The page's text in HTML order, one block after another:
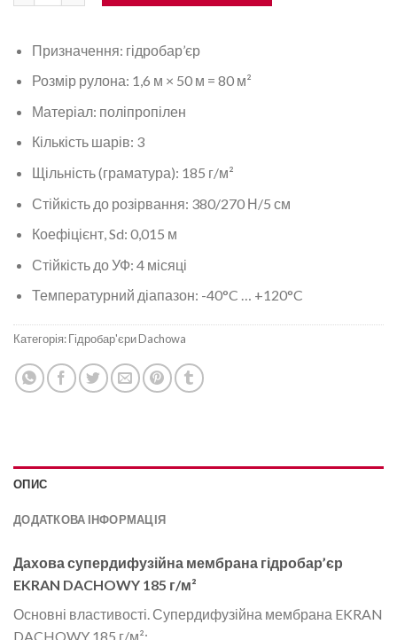
Призначення: гідробар’єр
Розмір рулона: 1,6 м × 50 м = 80 м²
Матеріал: поліпропілен
Кількість шарів: 3
Щільність (граматура): 185 г/м²
Стійкість до розірвання: 380/270 Н/5 см
Коефіцієнт, Sd: 0,015 м
Стійкість до УФ: 4 місяці
Температурний діапазон: -40°C … +120°C
Категорія:Гідробар'єри Dachowa
ОПИС
ДОДАТКОВА ІНФОРМАЦІЯ
Дахова супердифузійна мембрана гідробар’єр
EKRAN DACHOWY 185 г/м²
Основні властивості. Супердифузійна мембрана EKRAN
DACHOWY 185 г/м²: